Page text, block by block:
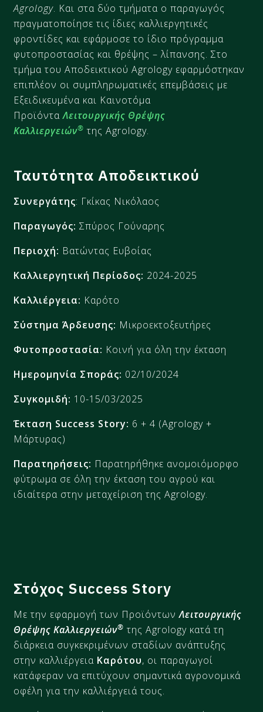
Agrology. Και στα δύο τμήματα ο παραγωγός
πραγματοποίησε τις ίδιες καλλιεργητικές
φροντίδες και εφάρμοσε το ίδιο πρόγραμμα
φυτοπροστασίας και θρέψης – λίπανσης. Στο
τμήμα του Αποδεικτικού Agrology εφαρμόστηκαν
επιπλέον οι συμπληρωματικές επεμβάσεις με
Εξειδικευμένα και Καινοτόμα
ΠροϊόνταΛειτουργικής Θρέψης
Καλλιεργειών® της Agrology.
Ταυτότητα Αποδεικτικού
Συνεργάτης: Γκίκας Νικόλαος
Παραγωγός:Σπύρος Γούναρης
Περιοχή: Βατώντας Ευβοίας
Καλλιεργητική Περίοδος: 2024-2025
Καλλιέργεια: Καρότο
Σύστημα Άρδευσης: Μικροεκτοξευτήρες
Φυτοπροστασία: Κοινή για όλη την έκταση
Ημερομηνία Σποράς: 02/10/2024
Συγκομιδή: 10-15/03/2025
Έκταση Success Story: 6 + 4 (Agrology +
Μάρτυρας)
Παρατηρήσεις: Παρατηρήθηκε ανομοιόμορφο
φύτρωμα σε όλη την έκταση του αγρού και
ιδιαίτερα στην μεταχείριση τηςAgrology.
Στόχος Success Story
Με την εφαρμογή των ΠροϊόντωνΛειτουργικής
Θρέψης Καλλιεργειών® της Agrology κατά τη
διάρκεια συγκεκριμένων σταδίων ανάπτυξης
στην καλλιέργεια Καρότου, οι παραγωγοί
κατάφεραν να επιτύχουν σημαντικά αγρονομικά
οφέλη για την καλλιέργειά τους.